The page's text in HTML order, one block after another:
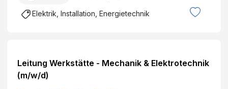
Elektrik, Installation, Energietechnik
Leitung Werkstätte - Mechanik & Elektrotechnik
(m/w/d)